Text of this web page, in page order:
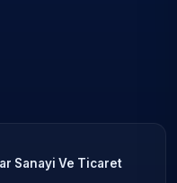
Sanayi Ve Ticaret